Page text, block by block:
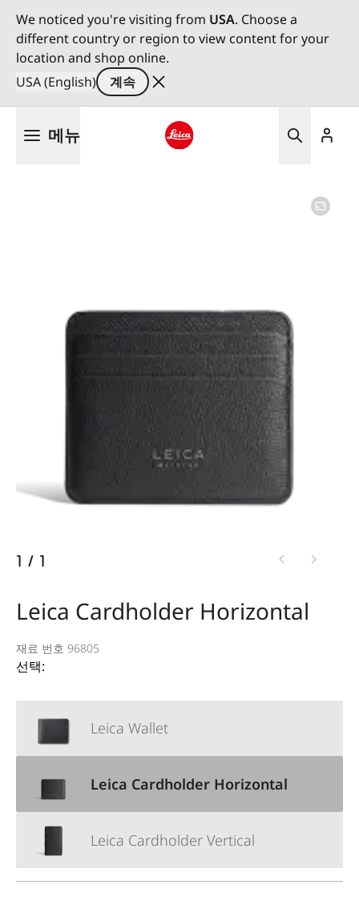
We noticed you're visiting from USA. Choose a
different country or region to view content for your
location and shop online.
USA (English)
계속
메뉴
1 / 1
Leica Cardholder Horizontal
재료 번호 96805
선택:
Leica Wallet
Leica Cardholder Horizontal
Leica Cardholder Vertical